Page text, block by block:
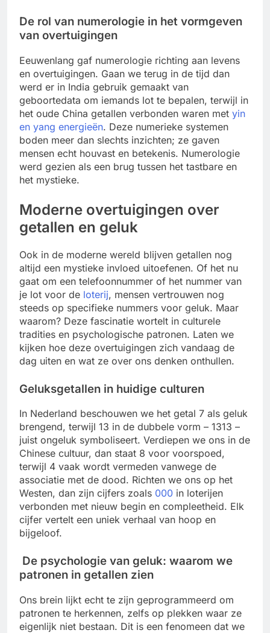
De rol van numerologie in het vormgeven
van overtuigingen
Eeuwenlang gaf numerologie richting aan levens
en overtuigingen. Gaan we terug in de tijd dan
werd er in India gebruik gemaakt van
geboortedata om iemands lot te bepalen, terwijl in
het oude China getallen verbonden waren met yin
en yang energieën. Deze numerieke systemen
boden meer dan slechts inzichten; ze gaven
mensen echt houvast en betekenis. Numerologie
werd gezien als een brug tussen het tastbare en
het mystieke.
Moderne overtuigingen over
getallen en geluk
Ook in de moderne wereld blijven getallen nog
altijd een mystieke invloed uitoefenen. Of het nu
gaat om een telefoonnummer of het nummer van
je lot voor de loterij, mensen vertrouwen nog
steeds op specifieke nummers voor geluk. Maar
waarom? Deze fascinatie wortelt in culturele
tradities en psychologische patronen. Laten we
kijken hoe deze overtuigingen zich vandaag de
dag uiten en wat ze over ons denken onthullen.
Geluksgetallen in huidige culturen
In Nederland beschouwen we het getal 7 als geluk
brengend, terwijl 13 in de dubbele vorm – 1313 –
juist ongeluk symboliseert. Verdiepen we ons in de
Chinese cultuur, dan staat 8 voor voorspoed,
terwijl 4 vaak wordt vermeden vanwege de
associatie met de dood. Richten we ons op het
Westen, dan zijn cijfers zoals 000 in loterijen
verbonden met nieuw begin en compleetheid. Elk
cijfer vertelt een uniek verhaal van hoop en
bijgeloof.
De psychologie van geluk: waarom we
patronen in getallen zien
Ons brein lijkt echt te zijn geprogrammeerd om
patronen te herkennen, zelfs op plekken waar ze
eigenlijk niet bestaan. Dit is een fenomeen dat we